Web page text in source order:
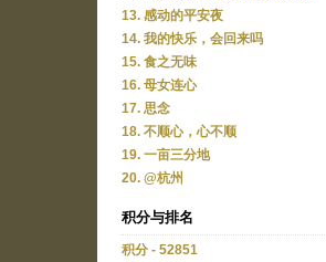
13. 感动的平安夜
14. 我的快乐，会回来吗
15. 食之无味
16. 母女连心
17. 思念
18. 不顺心，心不顺
19. 一亩三分地
20. @杭州
积分与排名
积分 - 52851